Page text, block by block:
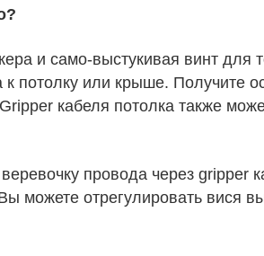
и само-выстукивая винт для
к потолку или крыше. Получите
кабеля потолка также
провода через gripper
можете отрегулировать вися